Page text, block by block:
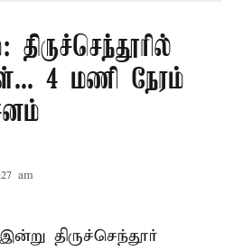
4 மணி நேரம்
am
திருச்செந்தூர்